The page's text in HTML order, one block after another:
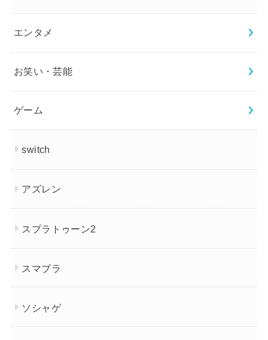
エンタメ
お笑い・芸能
ゲーム
switch
アズレン
スプラトゥーン2
スマブラ
ソシャゲ